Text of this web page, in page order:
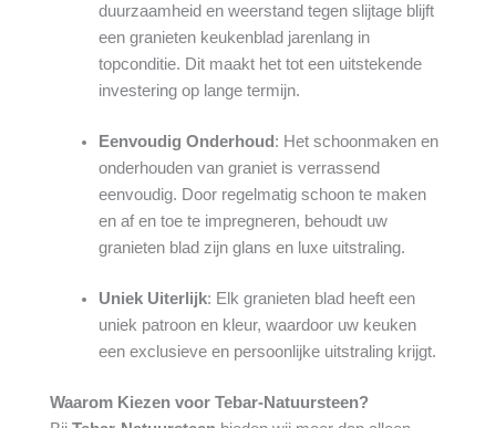
duurzaamheid en weerstand tegen slijtage blijft
een granieten keukenblad jarenlang in
topconditie. Dit maakt het tot een uitstekende
investering op lange termijn.
Eenvoudig Onderhoud : Het schoonmaken en
onderhouden van graniet is verrassend
eenvoudig. Door regelmatig schoon te maken
en af en toe te impregneren, behoudt uw
granieten blad zijn glans en luxe uitstraling.
Uniek Uiterlijk: Elk granieten blad heeft een
uniek patroon en kleur, waardoor uw keuken
een exclusieve en persoonlijke uitstraling krijgt.
Waarom Kiezen voor Tebar-Natuursteen?